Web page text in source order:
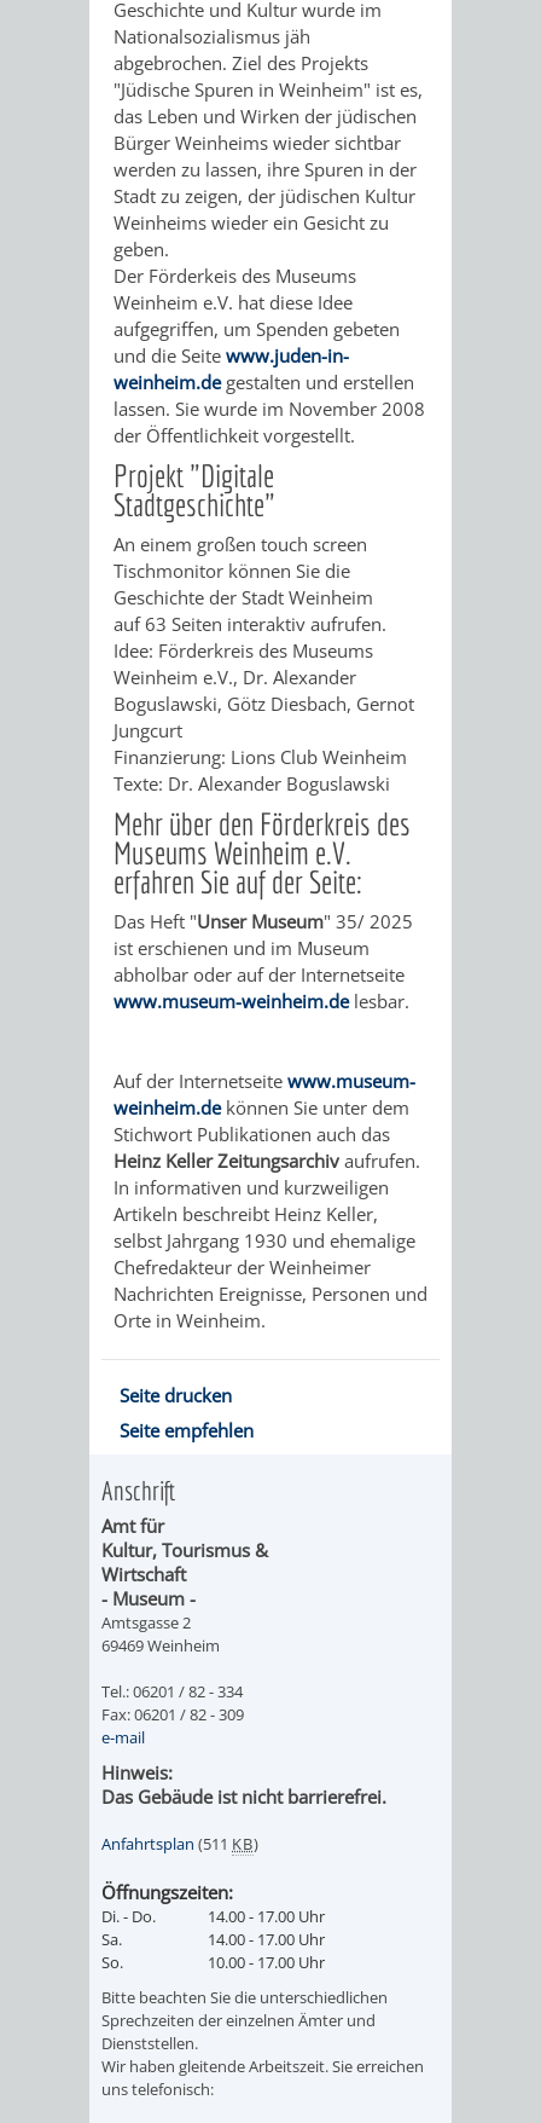
KINDERTAGESSTÄTTEN
PROJEKT
"KINDER
SCHÜTZEN
-
KINDER
STÄRKEN"
VORMERKVERFAHREN
FÜR
DIE
PLATZVERGABE
VON
WEINHEIMER
KINDERTAGESSTÄTTEN
FERIENANGEBOTE
TIPPS
&
TREFFS
SCHULFERIEN
SCHÜLERBEFÖRDERUNG
HORTE
/
GRUNDSCHULBETREUUNG
/
FERIENBETREUUNG
SCHULSOZIALARBEIT
INKLUSION
STADTBIBLIOTHEK
A
BIS
Z
AUSLEIHE
MEDIENANGEBOTE
ONLINE-
KATALOG
VERANSTALTUNGEN
AUSBILDUNG
&
PRAKTIKA
LEIHVERKEHR
DER
BIBLIOTHEK
SERVICE
FÜR
LEHRER/INNEN
&
VERMIETUNG
VON
RÄUMEN
BILDUNGSKETTE
KOMMUNALES
BILDUNGSMANAGEMENT
ÜBERGANG
SCHULE
-
BERUF
"FRÜHE
BILDUNG"
VOLKSHOCHSCHULE
MUSIKSCHULE
VERANSTALTUNGEN
KINDER
MUSEUM
MELDEKARTEI
JÜDISCHE
SPUREN
WEINHEIM
KRIEGERDENKMAL
SOMMERTAGSZUG
LIVE“
LA
MUSIQUE
THEATERMUSEUM
IM
MUSEUM
STADTBIBLIOTHEK
A
BIS
Z
AUSLEIHE
VERMIETUNG
RÄUMEN
KINO
VERANSTALTER
FAMILIENFORSCHUNG
SPUREN
GRÜNE
HERMANNSHOF
EXOTENWALD
SCHLOSSPARK
STADTGARTEN
ALTER
ROSENANLAGE
WINDECK
SECHS-
Geschichte und Kultur wurde im
Nationalsozialismus jäh
abgebrochen. Ziel des Projekts
"Jüdische Spuren in Weinheim" ist es,
das Leben und Wirken der jüdischen
Bürger Weinheims wieder sichtbar
werden zu lassen, ihre Spuren in der
Stadt zu zeigen, der jüdischen Kultur
Weinheims wieder ein Gesicht zu
geben.
Der Förderkeis des Museums
Weinheim e.V. hat diese Idee
aufgegriffen, um Spenden gebeten
und die Seite www.juden-in-
weinheim.degestalten und erstellen
lassen. Sie wurde im November 2008
der Öffentlichkeit vorgestellt.
Projekt "Digitale
Stadtgeschichte"
An einem großen touch screen
Tischmonitor können Sie die
Geschichte der Stadt Weinheim
auf 63 Seiten interaktiv aufrufen.
Idee: Förderkreis des Museums
Weinheim e.V., Dr. Alexander
Boguslawski, Götz Diesbach, Gernot
Jungcurt
Finanzierung: Lions Club Weinheim
Texte: Dr. Alexander Boguslawski
Mehr über den Förderkreis des
Museums Weinheim e.V.
erfahren Sie auf der Seite:
Das Heft "Unser Museum" 35/ 2025
ist erschienen und im Museum
abholbar oder auf der Internetseite
www.museum-weinheim.delesbar.
Auf der Internetseite www.museum-
weinheim.dekönnen Sie unter dem
Stichwort Publikationen auch das
Heinz Keller Zeitungsarchiv aufrufen.
In informativen und kurzweiligen
Artikeln beschreibt Heinz Keller,
selbst Jahrgang 1930 und ehemalige
Chefredakteur der Weinheimer
Nachrichten Ereignisse, Personen und
Orte in Weinheim.
Seite drucken
Seite empfehlen
Anschrift
Amt für
Kultur, Tourismus &
Wirtschaft
- Museum -
Amtsgasse 2
69469 Weinheim
Tel.: 06201 / 82 - 334
Fax: 06201 / 82 - 309
e-mail
Hinweis:
Das Gebäude ist nicht barrierefrei.
Anfahrtsplan (511 KB)
Öffnungszeiten:
Di. - Do.
14.00 - 17.00 Uhr
Sa.
14.00 - 17.00 Uhr
So.
10.00 - 17.00 Uhr
Bitte beachten Sie die unterschiedlichen
Sprechzeiten der einzelnen Ämter und
Dienststellen.
Wir haben gleitende Arbeitszeit. Sie erreichen
uns telefonisch: